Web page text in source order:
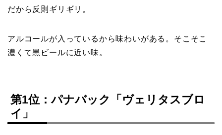
だから反則ギリギリ。
アルコールが入っているから味わいがある。そこそこ
濃くて黒ビールに近い味。
第1位：パナバック「ヴェリタスブロ
イ」